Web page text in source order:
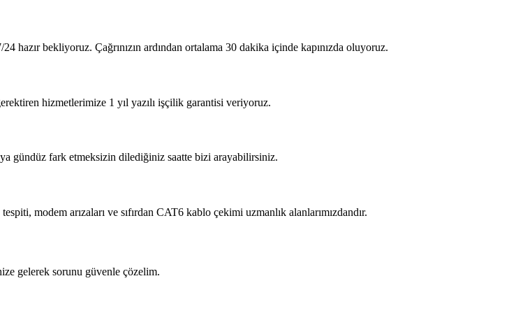
bekliyoruz. Çağrınızın ardından ortalama 30 dakika içinde kapınızda oluyoruz.
hizmetlerimize 1 yıl yazılı işçilik garantisi veriyoruz.
gündüz fark etmeksizin dilediğiniz saatte bizi arayabilirsiniz.
modem arızaları ve sıfırdan CAT6 kablo çekimi uzmanlık alanlarımızdandır.
gelerek sorunu güvenle çözelim.